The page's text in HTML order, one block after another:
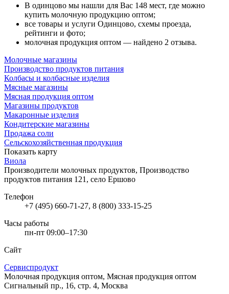
В одинцово мы нашли для Вас 148 мест, где можно
купить молочную продукцию оптом;
все товары и услуги Одинцово, схемы проезда,
рейтинги и фото;
молочная продукция оптом — найдено 2 отзыва.
Молочные магазины
Производство продуктов питания
Колбасы и колбасные изделия
Мясные магазины
Мясная продукция оптом
Магазины продуктов
Макаронные изделия
Кондитерские магазины
Продажа соли
Сельскохозяйственная продукция
Показать карту
Виола
Производители молочных продуктов, Производство
продуктов питания 121, село Ершово
Телефон
+7 (495) 660-71-27, 8 (800) 333-15-25
Часы работы
пн-пт 09:00–17:30
Сайт
Сервиспродукт
Молочная продукция оптом, Мясная продукция оптом
Сигнальный пр., 16, стр. 4, Москва